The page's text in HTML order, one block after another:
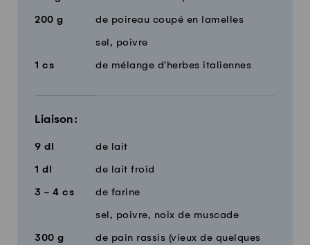
200 g de poireau coupé en lamelles
sel, poivre
1 cs de mélange d'herbes italiennes
Liaison:
9 dl de lait
1 dl de lait froid
3 - 4 cs de farine
sel, poivre, noix de muscade
300 g
de pain rassis (vieux de quelques